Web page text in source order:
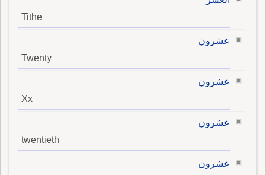
Tithe
عشرون
Twenty
عشرون
Xx
عشرون
twentieth
عشرون